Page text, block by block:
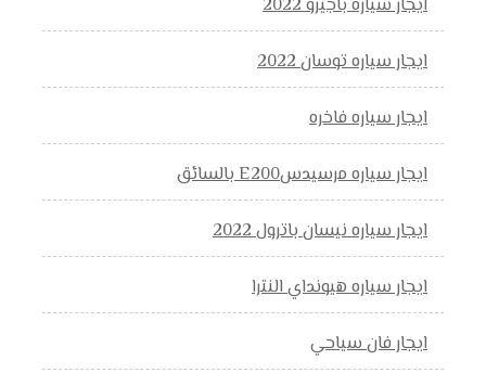
ايجار سياره باجيرو 2022
ايجار سياره توسان 2022
ايجار سياره فاخره
ايجار سياره مرسيدسE200 بالسائق
ايجار سياره نيسان باترول 2022
ايجار سياره هيونداي النترا
ايجار فان سياحي